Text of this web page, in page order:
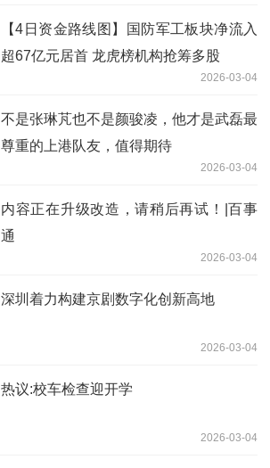
【4日资金路线图】国防军工板块净流入
超67亿元居首 龙虎榜机构抢筹多股
2026-03-04
不是张琳芃也不是颜骏凌，他才是武磊最
尊重的上港队友，值得期待
2026-03-04
内容正在升级改造，请稍后再试！|百事
通
2026-03-04
深圳着力构建京剧数字化创新高地
2026-03-04
热议:校车检查迎开学
2026-03-04